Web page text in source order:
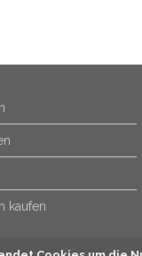
kaufen